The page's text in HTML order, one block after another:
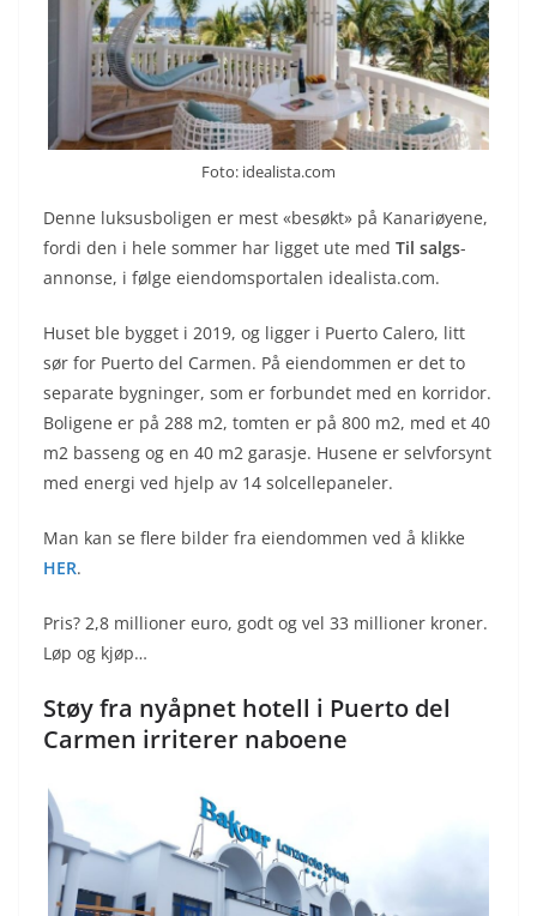
Foto: idealista.com
Denne luksusboligen er mest «besøkt» på Kanariøyene,
fordi den i hele sommer har ligget ute med Til salgs-
annonse, i følge eiendomsportalen idealista.com.
Huset ble bygget i 2019, og ligger i Puerto Calero, litt
sør for Puerto del Carmen. På eiendommen er det to
separate bygninger, som er forbundet med en korridor.
Boligene er på 288 m2, tomten er på 800 m2, med et 40
m2 basseng og en 40 m2 garasje. Husene er selvforsynt
med energi ved hjelp av 14 solcellepaneler.
Man kan se flere bilder fra eiendommen ved å klikke
HER.
Pris? 2,8 millioner euro, godt og vel 33 millioner kroner.
Løp og kjøp…
Støy fra nyåpnet hotell i Puerto del
Carmen irriterer naboene